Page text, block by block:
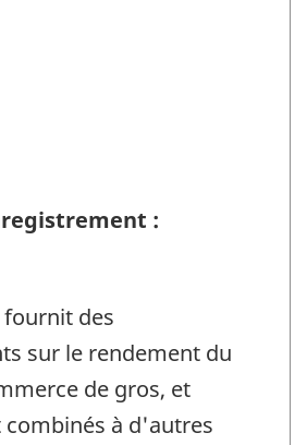
:
des
sur le rendement du
de gros, et
à d'autres